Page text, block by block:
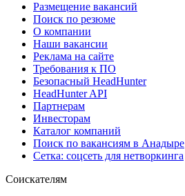
Размещение вакансий
Поиск по резюме
О компании
Наши вакансии
Реклама на сайте
Требования к ПО
Безопасный HeadHunter
HeadHunter API
Партнерам
Инвесторам
Каталог компаний
Поиск по вакансиям в Анадыре
Сетка: соцсеть для нетворкинга
Соискателям